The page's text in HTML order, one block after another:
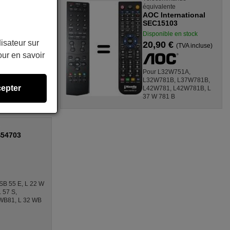
équivalente
AOC International
SEC15103
Disponible en stock
20,90 € (TVA incluse)
Pour L32W751A,
L32W781B, L37W781B,
L42W781, L42W781B, L
37 W 781 B
55 E, L 22 W
S,
L 32 WB
sur
en savoir